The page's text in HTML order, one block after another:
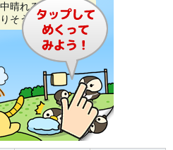
晴れるでしょう。
そうです。